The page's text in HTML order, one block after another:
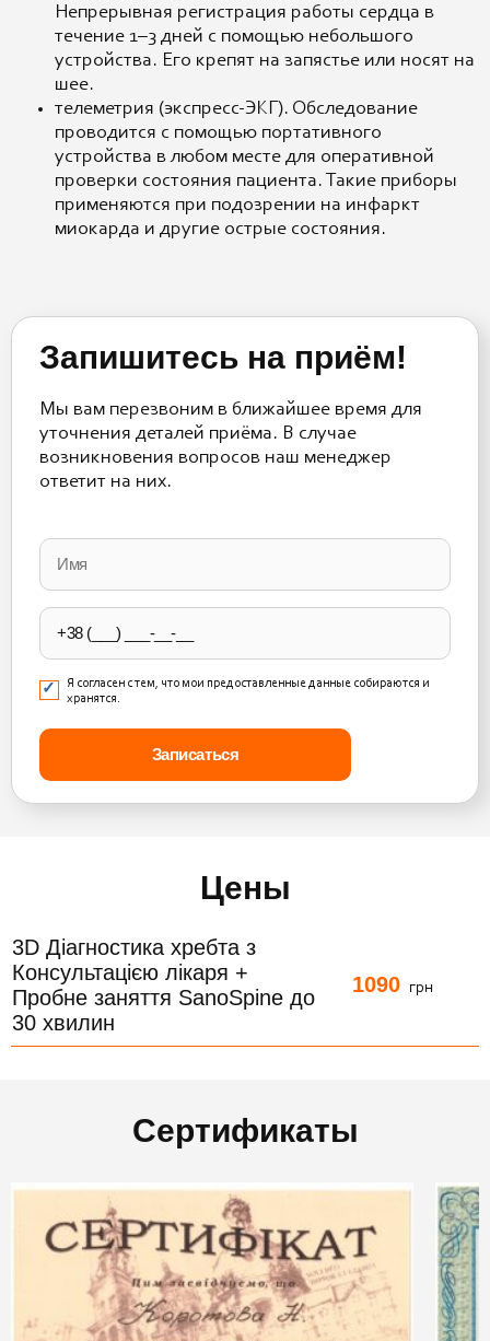
Непрерывная регистрация работы сердца в
течение 1–3 дней с помощью небольшого
устройства. Его крепят на запястье или носят на
шее.
телеметрия (экспресс-ЭКГ). Обследование
проводится с помощью портативного
устройства в любом месте для оперативной
проверки состояния пациента. Такие приборы
применяются при подозрении на инфаркт
миокарда и другие острые состояния.
Запишитесь на приём!
Мы вам перезвоним в ближайшее время для
уточнения деталей приёма. В случае
возникновения вопросов наш менеджер
ответит на них.
leave
this
field
empty.
Я согласен с тем, что мои предоставленные данные собираются и
хранятся.
Цены
3D Діагностика хребта з
Консультацією лікаря +
Пробне заняття SanoSpine до
30 хвилин
1090 грн
Сертификаты